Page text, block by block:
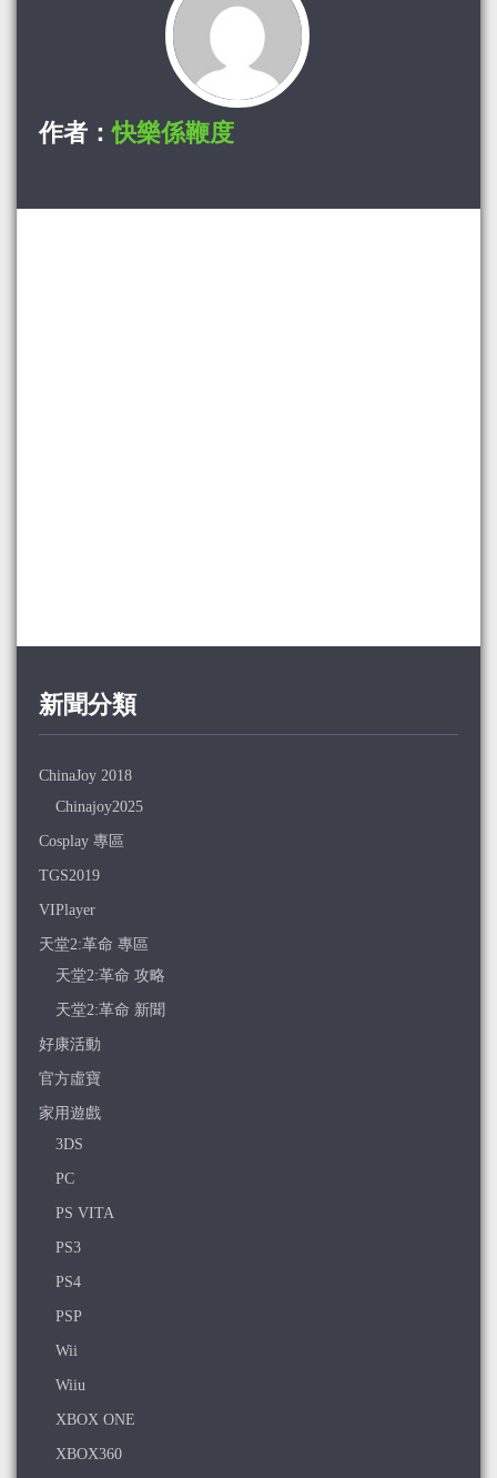
作者：快樂係鞭度
新聞分類
ChinaJoy 2018
Chinajoy2025
Cosplay 專區
TGS2019
VIPlayer
天堂2:革命 專區
天堂2:革命 攻略
天堂2:革命 新聞
好康活動
官方虛寶
家用遊戲
3DS
PC
PS VITA
PS3
PS4
PSP
Wii
Wiiu
XBOX ONE
XBOX360